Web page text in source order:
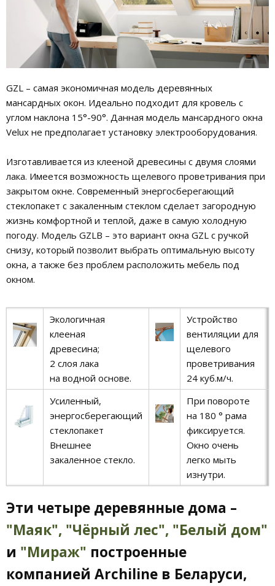
GZL – самая экономичная модель деревянных
мансардных окон. Идеально подходит для кровель с
углом наклона 15°-90°. Данная модель мансардного окна
Velux не предполагает установку электрооборудования.
Изготавливается из клееной древесины с двумя слоями
лака. Имеется возможность щелевого проветривания при
закрытом окне. Современный энергосберегающий
стеклопакет с закаленным стеклом сделает загородную
жизнь комфортной и теплой, даже в самую холодную
погоду. Модель GZLB – это вариант окна GZL с ручкой
снизу, который позволит выбрать оптимальную высоту
окна, а также без проблем расположить мебель под
окном.
Экологичная
клееная
древесина;
2 слоя лака
на водной основе.
Устройство
вентиляции для
щелевого
проветривания
24 куб.м/ч.
Усиленный,
энергосберегающий
стеклопакет
Внешнее
закаленное стекло.
При повороте
на 180 ° рама
фиксируется.
Окно очень
легко мыть
изнутри.
Эти четыре деревянные дома –
"Маяк", "Чёрный лес", "Белый дом"
и "Мираж" построенные
компанией Archiline в Беларуси,